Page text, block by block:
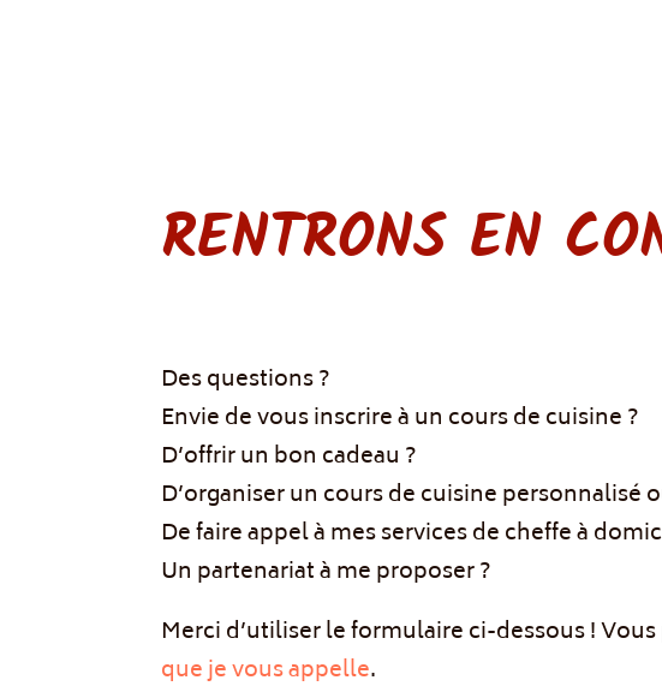
RENTRONS EN
Des questions ?
Envie de vous inscrire à un cours de cuisine ?
D’offrir un bon cadeau ?
D’organiser un cours de cuisine personnalisé
De faire appel à mes services de cheffe à
Un partenariat à me proposer ?
Merci d’utiliser le formulaire ci-dessous !
que je vous appelle.